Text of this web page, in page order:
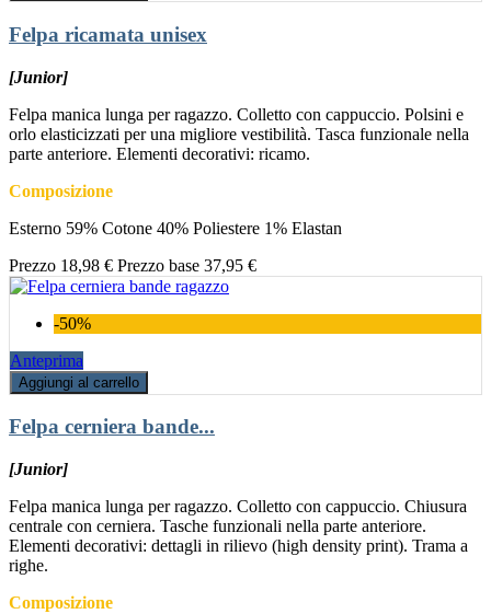
Felpa ricamata unisex
[Junior]
Felpa manica lunga per ragazzo. Colletto con cappuccio. Polsini e
orlo elasticizzati per una migliore vestibilità. Tasca funzionale nella
parte anteriore. Elementi decorativi: ricamo.
Composizione
Esterno 59% Cotone 40% Poliestere 1% Elastan
Prezzo 18,98 € Prezzo base 37,95 €
-50%
Anteprima
Aggiungi al carrello
Felpa cerniera bande...
[Junior]
Felpa manica lunga per ragazzo. Colletto con cappuccio. Chiusura
centrale con cerniera. Tasche funzionali nella parte anteriore.
Elementi decorativi: dettagli in rilievo (high density print). Trama a
righe.
Composizione